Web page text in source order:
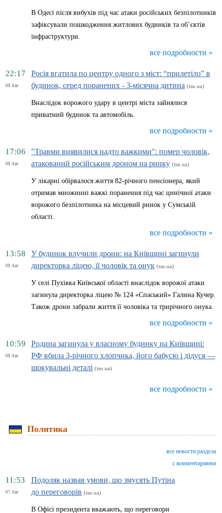
В Одесі після вибухів під час атаки російських безпілотників
зафіксували пошкодження житлових будинків та об’єктів
інфраструктури.
все подробности »
22:17
08 Авг
Росія вгатила по центру одного з міст: “прилетіло” в
будинок, серед поранених - 3-місячна дитина (tsn.ua)
Внаслідок ворожого удару в центрі міста зайнялися
приватний будинок та автомобіль.
все подробности »
17:06
08 Авг
"Травми виявилися надто важкими": помер чоловік,
атакований російським дроном на ринку (tsn.ua)
У лікарні обірвалося життя 82-річного пенсіонера, який
отримав множинні важкі поранення під час цинічної атаки
ворожого безпілотника на місцевий ринок у Сумській
області.
все подробности »
13:58
08 Авг
У будинок влучили дрони: на Київщині загинули
директорка ліцею, її чоловік та онук (tsn.ua)
У селі Пухівка Київської області внаслідок ворожої атаки
загинула директорка ліцею № 124 «Спаський» Галина Кучер.
Також дрони забрали життя її чоловіка та трирічного онука.
все подробности »
10:59
08 Авг
Родина загинула у власному будинку на Київщині:
РФ вбила 3-річного хлопчика, його бабусю і дідуся —
шокувальні деталі (tsn.ua)
все подробности »
Политика
все новости раздела
с комментариями
11:53
07 Авг
Подоляк назвав умови, що змусять Путіна
до переговорів (tsn.ua)
В Офісі президента вважають, що переговори